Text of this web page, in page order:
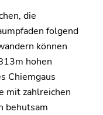
die
folgend
können
hohen
Chiemgaus
mit zahlreichen
behutsam